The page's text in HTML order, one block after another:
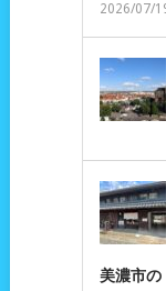
2026/07/
美濃市の